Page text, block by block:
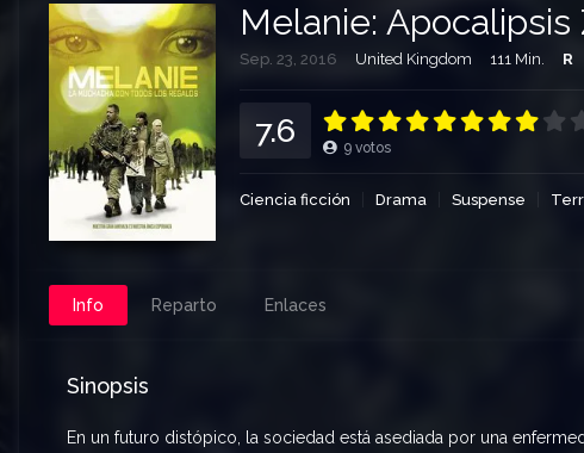
Melanie:
Sep. 23, 2016 United Kingdom 111 Min. R
7.6 9 votos
Ciencia ficción Drama Suspense
Info Reparto Enlaces
Sinopsis
En un futuro distópico, la sociedad está asediada por una